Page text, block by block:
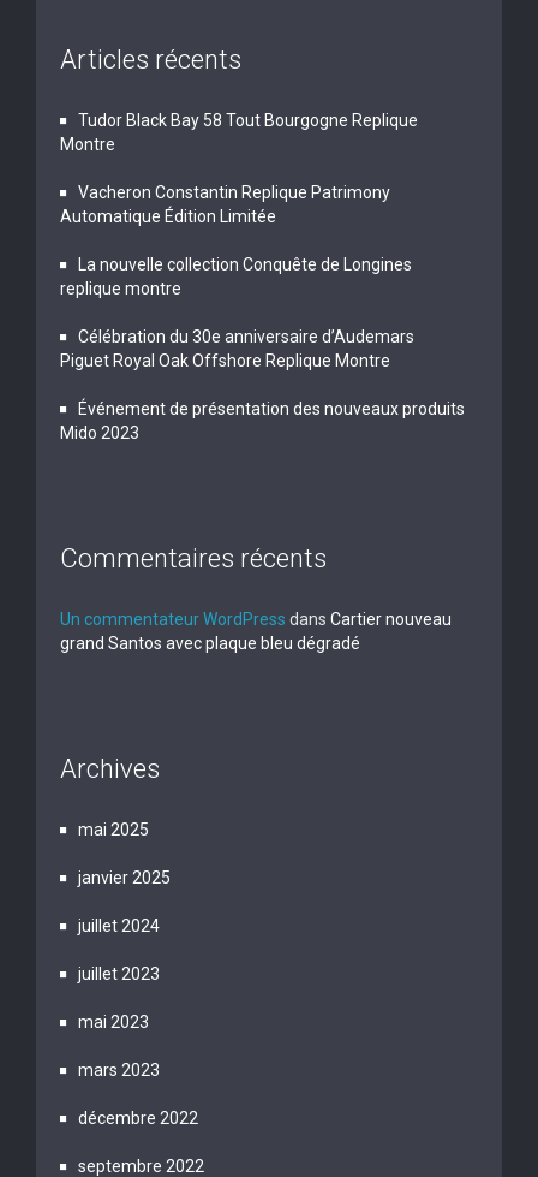
Articles récents
Tudor Black Bay 58 Tout Bourgogne Replique
Montre
Vacheron Constantin Replique Patrimony
Automatique Édition Limitée
La nouvelle collection Conquête de Longines
replique montre
Célébration du 30e anniversaire d’Audemars
Piguet Royal Oak Offshore Replique Montre
Événement de présentation des nouveaux produits
Mido 2023
Commentaires récents
Un commentateur WordPress dans Cartier nouveau
grand Santos avec plaque bleu dégradé
Archives
mai 2025
janvier 2025
juillet 2024
juillet 2023
mai 2023
mars 2023
décembre 2022
septembre 2022